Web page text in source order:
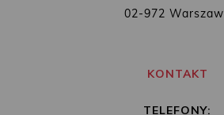
02-972
KONTAKT
TELEFONY: